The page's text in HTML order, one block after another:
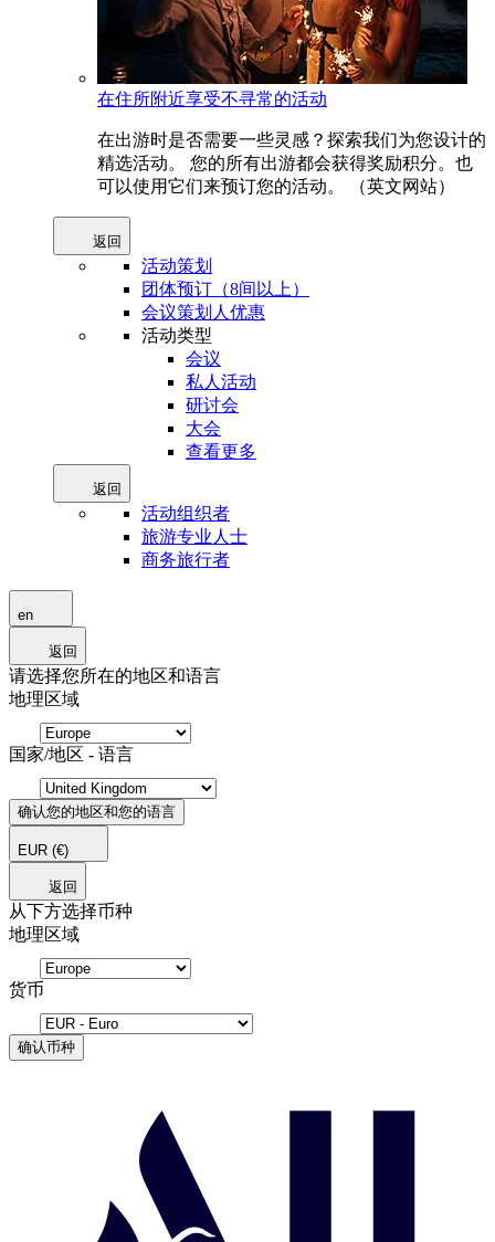
在住所附近享受不寻常的活动
在出游时是否需要一些灵感？探索我们为您设计的
精选活动。 您的所有出游都会获得奖励积分。也
可以使用它们来预订您的活动。 （英文网站）
返回
活动策划
团体预订（8间以上）
会议策划人优惠
活动类型
会议
私人活动
研讨会
大会
查看更多
返回
活动组织者
旅游专业人士
商务旅行者
en
返回
请选择您所在的地区和语言
地理区域
国家/地区 - 语言
确认您的地区和您的语言
EUR (€)
返回
从下方选择币种
地理区域
货币
确认币种